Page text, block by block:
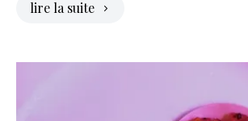
lire la suite